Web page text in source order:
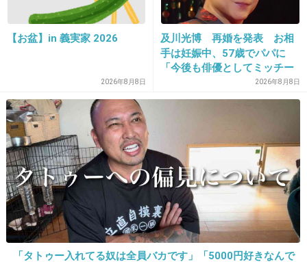
面倒くさそう
+102 -3
性格悪いなぁ
29. 匿名2021/03/22(月) 09:49:57
このひと変人だよね
【お盆】in 義実家 2026
2026年8月8日
及川光博 再婚を発表 お相
手は妊娠中、57歳でパパに
「今後も俳優としてミッチー
2026年8月8日
「タトゥー入れてる奴は全員バカです」「5000円好きなんで